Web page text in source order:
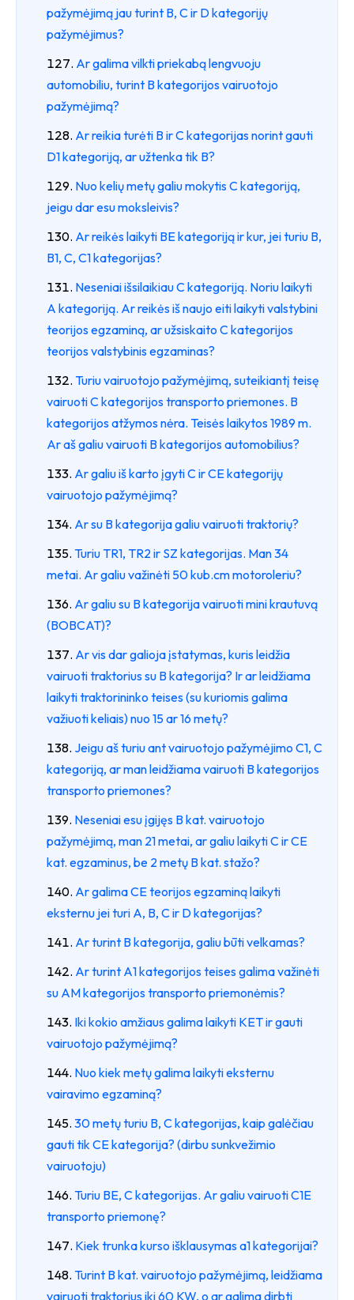
pažymėjimą jau turint B, C ir D kategorijų
pažymėjimus?
Ar galima vilkti priekabą lengvuoju
automobiliu, turint B kategorijos vairuotojo
pažymėjimą?
Ar reikia turėti B ir C kategorijas norint gauti
D1 kategoriją, ar užtenka tik B?
Nuo kelių metų galiu mokytis C kategoriją,
jeigu dar esu moksleivis?
Ar reikės laikyti BE kategoriją ir kur, jei turiu B,
B1, C, C1 kategorijas?
Neseniai išsilaikiau C kategoriją. Noriu laikyti
A kategoriją. Ar reikės iš naujo eiti laikyti valstybini
teorijos egzaminą, ar užsiskaito C kategorijos
teorijos valstybinis egzaminas?
Turiu vairuotojo pažymėjimą, suteikiantį teisę
vairuoti C kategorijos transporto priemones. B
kategorijos atžymos nėra. Teisės laikytos 1989 m.
Ar aš galiu vairuoti B kategorijos automobilius?
Ar galiu iš karto įgyti C ir CE kategorijų
vairuotojo pažymėjimą?
Ar su B kategorija galiu vairuoti traktorių?
Turiu TR1, TR2 ir SZ kategorijas. Man 34
metai. Ar galiu važinėti 50 kub.cm motoroleriu?
Ar galiu su B kategorija vairuoti mini krautuvą
(BOBCAT)?
Ar vis dar galioja įstatymas, kuris leidžia
vairuoti traktorius su B kategorija? Ir ar leidžiama
laikyti traktorininko teises (su kuriomis galima
važiuoti keliais) nuo 15 ar 16 metų?
Jeigu aš turiu ant vairuotojo pažymėjimo C1, C
kategoriją, ar man leidžiama vairuoti B kategorijos
transporto priemones?
Neseniai esu įgijęs B kat. vairuotojo
pažymėjimą, man 21 metai, ar galiu laikyti C ir CE
kat. egzaminus, be 2 metų B kat. stažo?
Ar galima CE teorijos egzaminą laikyti
eksternu jei turi A, B, C ir D kategorijas?
Ar turint B kategorija, galiu būti velkamas?
Ar turint A1 kategorijos teises galima važinėti
su AM kategorijos transporto priemonėmis?
Iki kokio amžiaus galima laikyti KET ir gauti
vairuotojo pažymėjimą?
Nuo kiek metų galima laikyti eksternu
vairavimo egzaminą?
30 metų turiu B, C kategorijas, kaip galėčiau
gauti tik CE kategorija? (dirbu sunkvežimio
vairuotoju)
Turiu BE, C kategorijas. Ar galiu vairuoti C1E
transporto priemonę?
Kiek trunka kurso išklausymas a1 kategorijai?
Turint B kat. vairuotojo pažymėjimą, leidžiama
vairuoti traktorius iki 60 KW, o ar galima dirbti